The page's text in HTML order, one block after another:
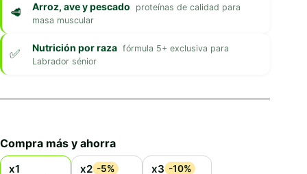
Arroz, ave y pescado
proteínas de calidad para
masa muscular
Nutrición por raza fórmula 5+ exclusiva para
Labrador sénior
Compra más y ahorra
x1 x2 -5%
x3 -10%